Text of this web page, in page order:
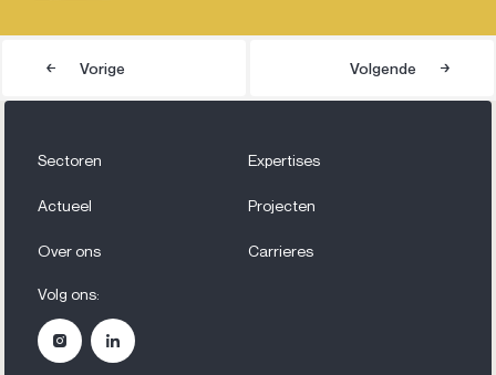
Vorige Volgende
Sectoren Expertises
Actueel Projecten
Over ons Carrieres
Volg ons: